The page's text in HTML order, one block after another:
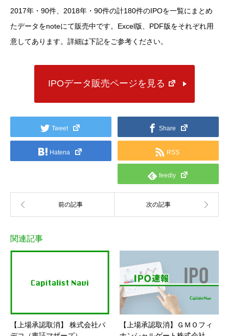
2017年・90件、2018年・90件の計180件のIPOを一覧にまとめ
たデータをnoteにて販売中です。Excel版、PDF版をそれぞれ用
意してあります。詳細は下記をご参考ください。
IPOデータ販売ページを見る
Tweet Share
Hatena RSS
feedly
関連記事
【上場承認取消】 株式会社パ
【上場承認取消】ＧＭＯフィ